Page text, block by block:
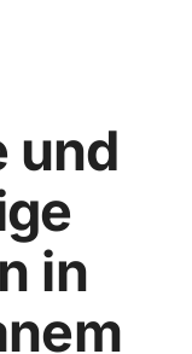
und
in